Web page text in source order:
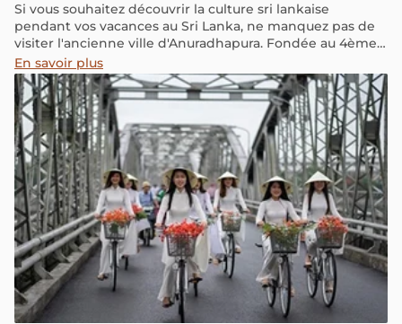
Si vous souhaitez découvrir la culture sri lankaise
pendant vos vacances au Sri Lanka, ne manquez pas de
visiter l'ancienne ville d'Anuradhapura. Fondée au 4ème
siècle avant JC, Anuradhapura témoigne de la grande
civilisation qui existait sur l'île il y a des milliers d'années.
Dans cet article, nous vous emmenons explorer
Anuradhapura, l'une des anciennes capitales du Sri
Lanka, reconnue par l'UNESCO comme site du
patrimoine mondial. Nous partagerons avec vous toutes
les informations nécessaires pour découvrir les
meilleures choses à faire à Anuradhapura et profiter
pleinement de votre visite dans cette merveilleuse ville.
En savoir plus